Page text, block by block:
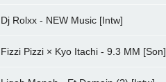
Dj Rolxx - NEW Music [Intw]
Fizzi Pizzi × Kyo Itachi - 9.3 MM [Son]